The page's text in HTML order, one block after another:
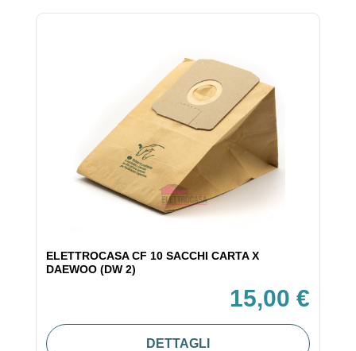
ELETTROCASA CF 10 SACCHI CARTA X
DAEWOO (DW 2)
15,00 €
DETTAGLI